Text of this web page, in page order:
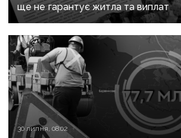
ще не гарантує житла та виплат
30 липня, 08:02